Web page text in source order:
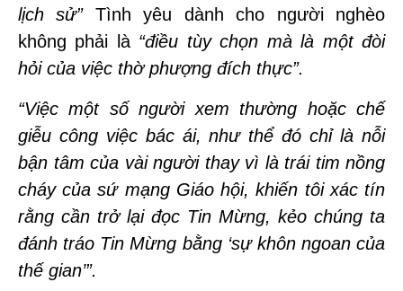
lịch sử” Tình yêu dành cho người nghèo
không phải là “điều tùy chọn mà là một đòi
hỏi của việc thờ phượng đích thực”.
“Việc một số người xem thường hoặc chế
giễu công việc bác ái, như thể đó chỉ là nỗi
bận tâm của vài người thay vì là trái tim nồng
cháy của sứ mạng Giáo hội, khiến tôi xác tín
rằng cần trở lại đọc Tin Mừng, kẻo chúng ta
đánh tráo Tin Mừng bằng ‘sự khôn ngoan của
thế gian’”.